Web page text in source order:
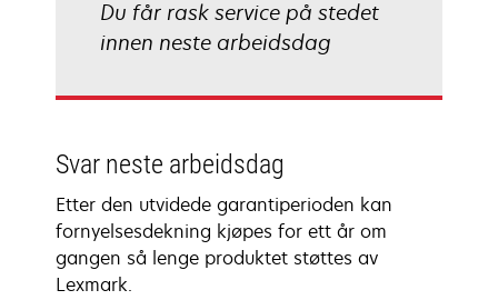
Du får rask service på stedet
innen neste arbeidsdag
Svar neste arbeidsdag
Etter den utvidede garantiperioden kan
fornyelsesdekning kjøpes for ett år om
gangen så lenge produktet støttes av
Lexmark.